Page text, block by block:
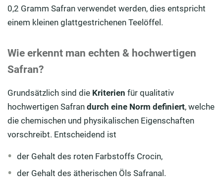
0,2 Gramm Safran verwendet werden, dies entspricht
einem kleinen glattgestrichenen Teelöffel.
Wie erkennt man echten & hochwertigen
Safran?
Grundsätzlich sind die Kriterien für qualitativ
hochwertigen Safran durch eine Norm definiert, welche
die chemischen und physikalischen Eigenschaften
vorschreibt. Entscheidend ist
der Gehalt des roten Farbstoffs Crocin,
der Gehalt des ätherischen Öls Safranal.